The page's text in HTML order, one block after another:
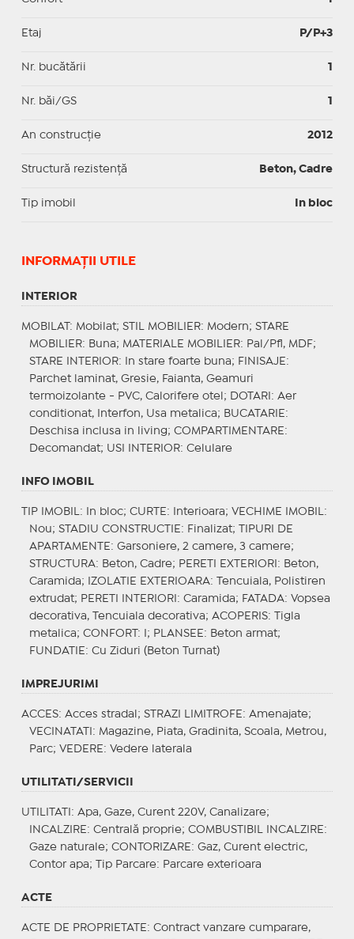
Etaj P/P+3
Nr. bucătării 1
Nr. băi/GS 1
An construcție 2012
Structură rezistență Beton, Cadre
Tip imobil In bloc
INFORMAŢII UTILE
INTERIOR
MOBILAT : Mobilat; STIL MOBILIER: Modern; STARE
MOBILIER: Buna; MATERIALE MOBILIER: Pal/Pfl, MDF;
STARE INTERIOR: In stare foarte buna; FINISAJE :
Parchet laminat, Gresie, Faianta, Geamuri
termoizolante - PVC, Calorifere otel;
DOTARI : Aer
conditionat, Interfon, Usa metalica; BUCATARIE :
Deschisa inclusa in living; COMPARTIMENTARE :
Decomandat; USI INTERIOR: Celulare
INFO IMOBIL
TIP IMOBIL : In bloc; CURTE : Interioara; VECHIME IMOBIL :
Nou; STADIU CONSTRUCTIE : Finalizat;
TIPURI DE
APARTAMENTE : Garsoniere, 2 camere, 3 camere;
STRUCTURA: Beton, Cadre; PERETI EXTERIORI : Beton,
Caramida;
IZOLATIE EXTERIOARA: Tencuiala, Polistiren
extrudat; PERETI INTERIORI : Caramida; FATADA: Vopsea
decorativa, Tencuiala decorativa; ACOPERIS: Tigla
metalica; CONFORT : I; PLANSEE : Beton armat;
FUNDATIE : Cu Ziduri (Beton Turnat)
IMPREJURIMI
ACCES: Acces stradal; STRAZI LIMITROFE : Amenajate;
VECINATATI : Magazine, Piata, Gradinita, Scoala, Metrou,
Parc; VEDERE : Vedere laterala
UTILITATI/SERVICII
UTILITATI : Apa, Gaze, Curent 220V, Canalizare;
INCALZIRE : Centrală proprie; COMBUSTIBIL INCALZIRE :
Gaze naturale; CONTORIZARE : Gaz, Curent electric,
Contor apa;
Tip Parcare: Parcare exterioara
ACTE
ACTE DE PROPRIETATE : Contract vanzare cumparare,